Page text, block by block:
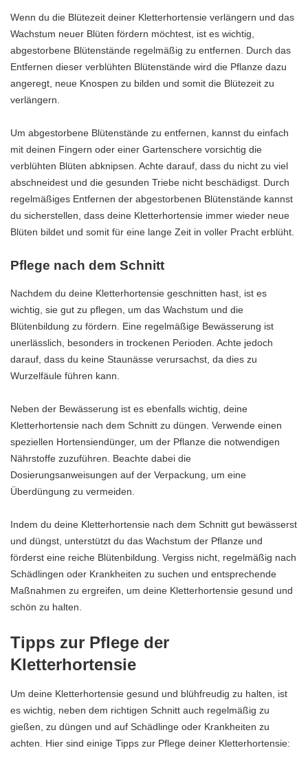
Wenn du die Blütezeit deiner Kletterhortensie verlängern und das
Wachstum neuer Blüten fördern möchtest, ist es wichtig,
abgestorbene Blütenstände regelmäßig zu entfernen. Durch das
Entfernen dieser verblühten Blütenstände wird die Pflanze dazu
angeregt, neue Knospen zu bilden und somit die Blütezeit zu
verlängern.
Um abgestorbene Blütenstände zu entfernen, kannst du einfach
mit deinen Fingern oder einer Gartenschere vorsichtig die
verblühten Blüten abknipsen. Achte darauf, dass du nicht zu viel
abschneidest und die gesunden Triebe nicht beschädigst. Durch
regelmäßiges Entfernen der abgestorbenen Blütenstände kannst
du sicherstellen, dass deine Kletterhortensie immer wieder neue
Blüten bildet und somit für eine lange Zeit in voller Pracht erblüht.
Pflege nach dem Schnitt
Nachdem du deine Kletterhortensie geschnitten hast, ist es
wichtig, sie gut zu pflegen, um das Wachstum und die
Blütenbildung zu fördern. Eine regelmäßige Bewässerung ist
unerlässlich, besonders in trockenen Perioden. Achte jedoch
darauf, dass du keine Staunässe verursachst, da dies zu
Wurzelfäule führen kann.
Neben der Bewässerung ist es ebenfalls wichtig, deine
Kletterhortensie nach dem Schnitt zu düngen. Verwende einen
speziellen Hortensiendünger, um der Pflanze die notwendigen
Nährstoffe zuzuführen. Beachte dabei die
Dosierungsanweisungen auf der Verpackung, um eine
Überdüngung zu vermeiden.
Indem du deine Kletterhortensie nach dem Schnitt gut bewässerst
und düngst, unterstützt du das Wachstum der Pflanze und
förderst eine reiche Blütenbildung. Vergiss nicht, regelmäßig nach
Schädlingen oder Krankheiten zu suchen und entsprechende
Maßnahmen zu ergreifen, um deine Kletterhortensie gesund und
schön zu halten.
Tipps zur Pflege der
Kletterhortensie
Um deine Kletterhortensie gesund und blühfreudig zu halten, ist
es wichtig, neben dem richtigen Schnitt auch regelmäßig zu
gießen, zu düngen und auf Schädlinge oder Krankheiten zu
achten. Hier sind einige Tipps zur Pflege deiner Kletterhortensie: